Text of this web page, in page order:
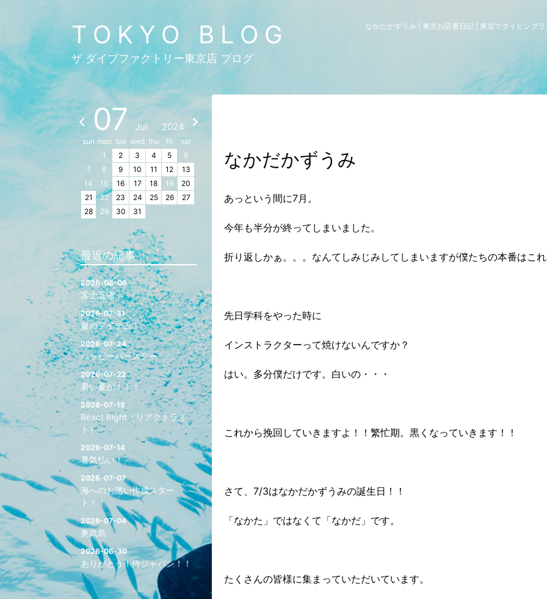
TOKYO BLOG
ザ ダイブファクトリー東京店 ブログ
なかだかずうみ | 東京お店番日記 | 東京でダイビング
なかだかずうみ
あっという間に7月。
今年も半分が終ってしまいました。
折り返しかぁ。。。なんてしみじみしてしまいますが僕たちの本番はこ
先日学科をやった時に
インストラクターって焼けないんですか？
はい。多分僕だけです。白いの・・・
これから挽回していきますよ！！繁忙期。黒くなっていきます！！
さて、7/3はなかだかずうみの誕生日！！
「なかた」ではなくて「なかだ」です。
たくさんの皆様に集まっていただいています。
07 Jul 2024
sun mon tue wed thu fri
sat
1
2 3 4 5
6
7
8 9 10 11 12
13
14
15 16 17 18 19
20
21
22 23 24 25 26
27
28
29 30 31
最近の記事
2026-08-06
富士五湖
2026-07-31
夏のアイテム！
2026-07-24
ハッピーバースデー
2026-07-22
暑い夏が！！！
2026-07-19
React Right（リアクトライ
ト）
2026-07-14
暑気払い！
2026-07-07
海へのお誘い作成スター
ト！！
2026-07-04
奥武島
2026-06-30
ありがとう！侍ジャパン！！